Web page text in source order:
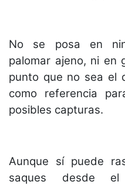
No se posa en
palomar ajeno, ni en
punto que no sea el
como referencia
posibles capturas.
Aunque sí puede
saques desde